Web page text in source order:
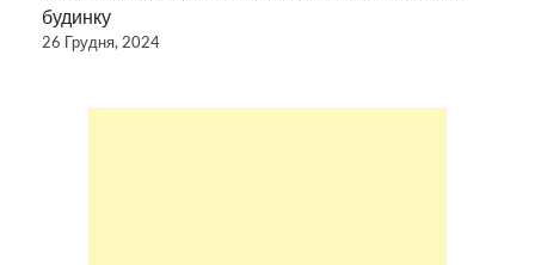
будинку
26 Грудня, 2024